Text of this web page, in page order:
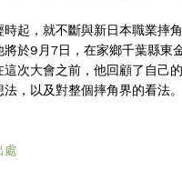
時起，就不斷與新日本職業摔
將於9月7日，在家鄉千葉縣
這次大會之前，他回顧了自己
法，以及對整個摔角界的看法
處